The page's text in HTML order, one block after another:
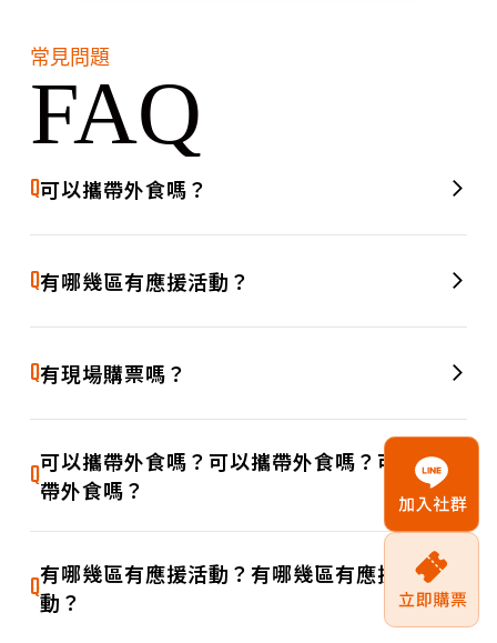
常見問題
FAQ
Q可以攜帶外食嗎？
A 字測試文字測試文字測試文字測試文字測試文字測試文字測試
文字測試文字測試文字測試文字測試文字測試文字測試文字
Q有哪幾區有應援活動？
A 字測試文字測試文字測試文字測試文字測試文字測試文字測試
文字測試文字測試文字測試文字測試文字測試文字測試文字
Q有現場購票嗎？
字測試文字測試文字測試文字測試文字測試文字測試文字測試
文字測試文字測試文字測試文字測試文字測試文字測試文字
Q可以攜帶外食嗎？可以攜帶外食嗎？可以攜
帶外食嗎？
測試文字測試文字測試文字測試文字測試文字測試文字測試文
字測試文字測試文字測試文字測試文字測試文字測試文字測試
文字測試文字測試文字測試文字測試文字測試文字測試文字
Q有哪幾區有應援活動？有哪幾區有應援活
動？